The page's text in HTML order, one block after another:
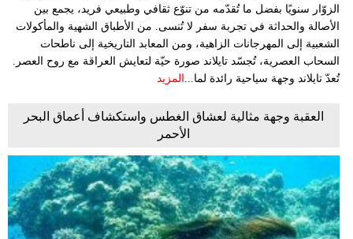
الزوّار سنويًا بفضل ما تُقدّمه من تنوّع ثقافي وطبيعي فريد، يجمع بين
الأصالة والحداثة في تجربة سفر لا تُنسى. من الأطباق الشهية والمأكولات
الشعبية إلى المهرجانات الزاهية، ومن المعابد التاريخية إلى ناطحات
السحاب العصرية، تُجسّد تايلاند صورة حيّة لتعايش العراقة مع روح العصر.
تُعدّ تايلاند وجهة سياحية رائدة لما... المزيد
العقبة وجهة مثالية لعشاق الغطس واستكشاف أعماق البحر
الأحمر